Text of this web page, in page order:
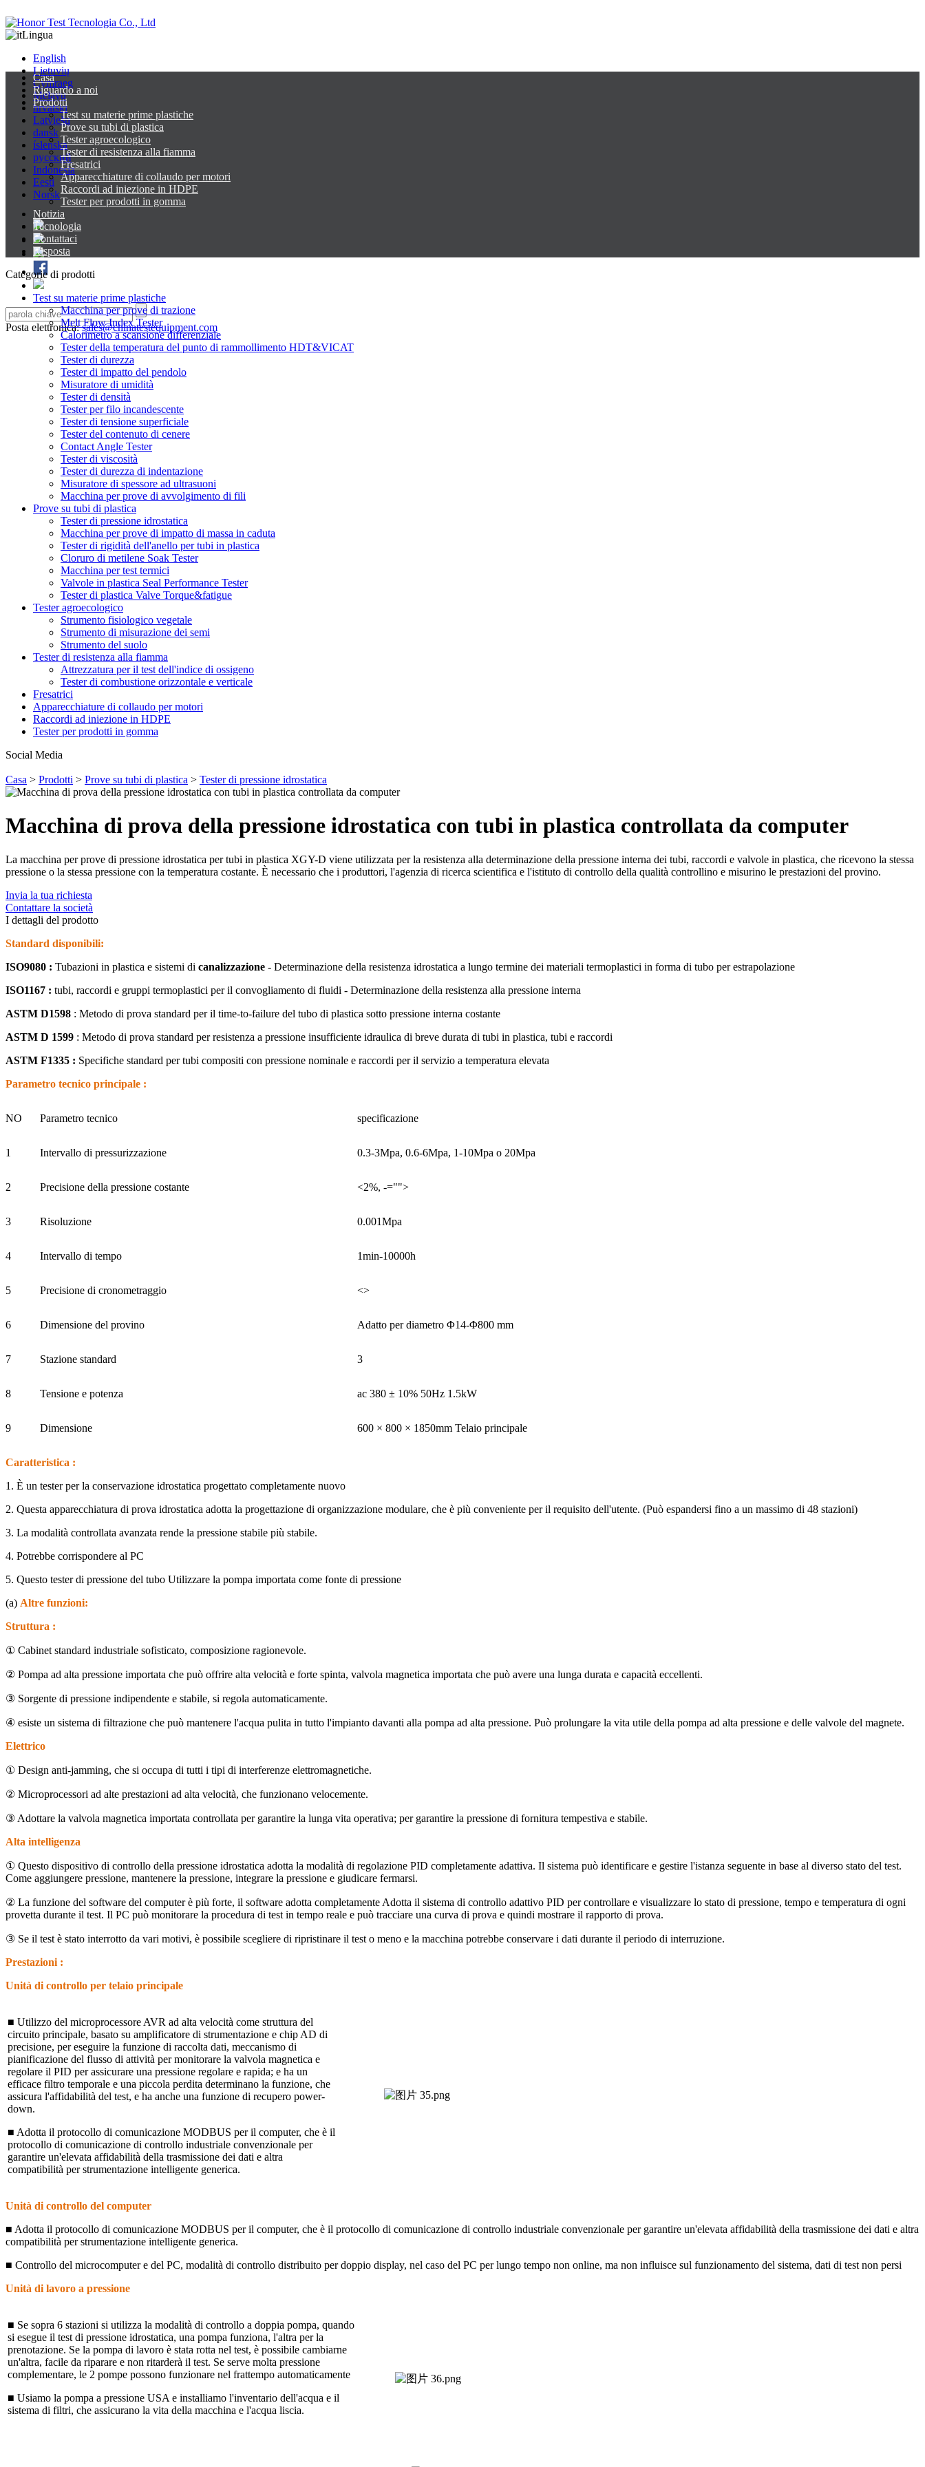
Lingua
English
Lietuvių
Cymraeg
Melayu
hrvatski
Latviešu
dansk
íslenska
русский
Indonesia
Eesti
Norsk
Posta elettronica:sales@chinatestequipment.com
Casa
Riguardo a noi
Prodotti
Test su materie prime plastiche
Prove su tubi di plastica
Tester agroecologico
Tester di resistenza alla fiamma
Fresatrici
Apparecchiature di collaudo per motori
Raccordi ad iniezione in HDPE
Tester per prodotti in gomma
Notizia
Tecnologia
Contattaci
Risposta
Categorie di prodotti
Test su materie prime plastiche
Macchina per prove di trazione
Melt Flow Index Tester
Calorimetro a scansione differenziale
Tester della temperatura del punto di rammollimento HDT&VICAT
Tester di durezza
Tester di impatto del pendolo
Misuratore di umidità
Tester di densità
Tester per filo incandescente
Tester di tensione superficiale
Tester del contenuto di cenere
Contact Angle Tester
Tester di viscosità
Tester di durezza di indentazione
Misuratore di spessore ad ultrasuoni
Macchina per prove di avvolgimento di fili
Prove su tubi di plastica
Tester di pressione idrostatica
Macchina per prove di impatto di massa in caduta
Tester di rigidità dell'anello per tubi in plastica
Cloruro di metilene Soak Tester
Macchina per test termici
Valvole in plastica Seal Performance Tester
Tester di plastica Valve Torque&fatigue
Tester agroecologico
Strumento fisiologico vegetale
Strumento di misurazione dei semi
Strumento del suolo
Tester di resistenza alla fiamma
Attrezzatura per il test dell'indice di ossigeno
Tester di combustione orizzontale e verticale
Fresatrici
Apparecchiature di collaudo per motori
Raccordi ad iniezione in HDPE
Tester per prodotti in gomma
Social Media
Casa > Prodotti > Prove su tubi di plastica > Tester di pressione idrostatica
Macchina di prova della pressione idrostatica con tubi in plastica controllata da computer
La macchina per prove di pressione idrostatica per tubi in plastica XGY-D viene utilizzata per la resistenza alla determinazione della pressione interna dei tubi, raccordi e valvole in plastica, che ricevono la stessa
pressione o la stessa pressione con la temperatura costante. È necessario che i produttori, l'agenzia di ricerca scientifica e l'istituto di controllo della qualità controllino e misurino le prestazioni del provino.
Invia la tua richiesta
Contattare la società
I dettagli del prodotto
Standard disponibili:
ISO9080 : Tubazioni in plastica e sistemi di canalizzazione - Determinazione della resistenza idrostatica a lungo termine dei materiali termoplastici in forma di tubo per estrapolazione
ISO1167 : tubi, raccordi e gruppi termoplastici per il convogliamento di fluidi - Determinazione della resistenza alla pressione interna
ASTM D1598 : Metodo di prova standard per il time-to-failure del tubo di plastica sotto pressione interna costante
ASTM D 1599 : Metodo di prova standard per resistenza a pressione insufficiente idraulica di breve durata di tubi in plastica, tubi e raccordi
ASTM F1335 : Specifiche standard per tubi compositi con pressione nominale e raccordi per il servizio a temperatura elevata
Parametro tecnico principale :
NO Parametro tecnico specificazione
1 Intervallo di pressurizzazione 0.3-3Mpa, 0.6-6Mpa, 1-10Mpa o 20Mpa
2 Precisione della pressione costante <2%, -="">
3 Risoluzione 0.001Mpa
4 Intervallo di tempo 1min-10000h
5 Precisione di cronometraggio <>
6 Dimensione del provino Adatto per diametro Φ14-Φ800 mm
7 Stazione standard 3
8 Tensione e potenza ac 380 ± 10% 50Hz 1.5kW
9 Dimensione 600 × 800 × 1850mm Telaio principale
Caratteristica :
1. È un tester per la conservazione idrostatica progettato completamente nuovo
2. Questa apparecchiatura di prova idrostatica adotta la progettazione di organizzazione modulare, che è più conveniente per il requisito dell'utente. (Può espandersi fino a un massimo di 48 stazioni)
3. La modalità controllata avanzata rende la pressione stabile più stabile.
4. Potrebbe corrispondere al PC
5. Questo tester di pressione del tubo Utilizzare la pompa importata come fonte di pressione
(a) Altre funzioni:
Struttura :
① Cabinet standard industriale sofisticato, composizione ragionevole.
② Pompa ad alta pressione importata che può offrire alta velocità e forte spinta, valvola magnetica importata che può avere una lunga durata e capacità eccellenti.
③ Sorgente di pressione indipendente e stabile, si regola automaticamente.
④ esiste un sistema di filtrazione che può mantenere l'acqua pulita in tutto l'impianto davanti alla pompa ad alta pressione. Può prolungare la vita utile della pompa ad alta pressione e delle valvole del magnete.
Elettrico
① Design anti-jamming, che si occupa di tutti i tipi di interferenze elettromagnetiche.
② Microprocessori ad alte prestazioni ad alta velocità, che funzionano velocemente.
③ Adottare la valvola magnetica importata controllata per garantire la lunga vita operativa; per garantire la pressione di fornitura tempestiva e stabile.
Alta intelligenza
① Questo dispositivo di controllo della pressione idrostatica adotta la modalità di regolazione PID completamente adattiva. Il sistema può identificare e gestire l'istanza seguente in base al diverso stato del test.
Come aggiungere pressione, mantenere la pressione, integrare la pressione e giudicare fermarsi.
② La funzione del software del computer è più forte, il software adotta completamente Adotta il sistema di controllo adattivo PID per controllare e visualizzare lo stato di pressione, tempo e temperatura di ogni
provetta durante il test. Il PC può monitorare la procedura di test in tempo reale e può tracciare una curva di prova e quindi mostrare il rapporto di prova.
③ Se il test è stato interrotto da vari motivi, è possibile scegliere di ripristinare il test o meno e la macchina potrebbe conservare i dati durante il periodo di interruzione.
Prestazioni :
Unità di controllo per telaio principale
■ Utilizzo del microprocessore AVR ad alta velocità come struttura del
circuito principale, basato su amplificatore di strumentazione e chip AD di
precisione, per eseguire la funzione di raccolta dati, meccanismo di
pianificazione del flusso di attività per monitorare la valvola magnetica e
regolare il PID per assicurare una pressione regolare e rapida; e ha un
efficace filtro temporale e una piccola perdita determinano la funzione, che
assicura l'affidabilità del test, e ha anche una funzione di recupero power-
down.
■ Adotta il protocollo di comunicazione MODBUS per il computer, che è il
protocollo di comunicazione di controllo industriale convenzionale per
garantire un'elevata affidabilità della trasmissione dei dati e altra
compatibilità per strumentazione intelligente generica.
Unità di controllo del computer
■ Adotta il protocollo di comunicazione MODBUS per il computer, che è il protocollo di comunicazione di controllo industriale convenzionale per garantire un'elevata affidabilità della trasmissione dei dati e altra
compatibilità per strumentazione intelligente generica.
■ Controllo del microcomputer e del PC, modalità di controllo distribuito per doppio display, nel caso del PC per lungo tempo non online, ma non influisce sul funzionamento del sistema, dati di test non persi
Unità di lavoro a pressione
■ Se sopra 6 stazioni si utilizza la modalità di controllo a doppia pompa, quando
si esegue il test di pressione idrostatica, una pompa funziona, l'altra per la
prenotazione. Se la pompa di lavoro è stata rotta nel test, è possibile cambiarne
un'altra, facile da riparare e non ritarderà il test. Se serve molta pressione
complementare, le 2 pompe possono funzionare nel frattempo automaticamente
■ Usiamo la pompa a pressione USA e installiamo l'inventario dell'acqua e il
sistema di filtri, che assicurano la vita della macchina e l'acqua liscia.